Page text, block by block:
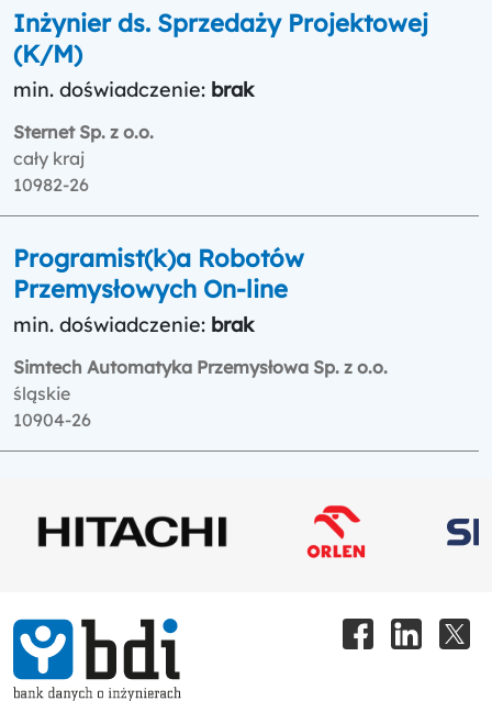
Inżynier ds. Sprzedaży Projektowej
(K/M)
min. doświadczenie: brak
Sternet Sp. z o.o.
cały kraj
10982-26
Programist(k)a Robotów
Przemysłowych On-line
min. doświadczenie: brak
Simtech Automatyka Przemysłowa Sp. z o.o.
śląskie
10904-26